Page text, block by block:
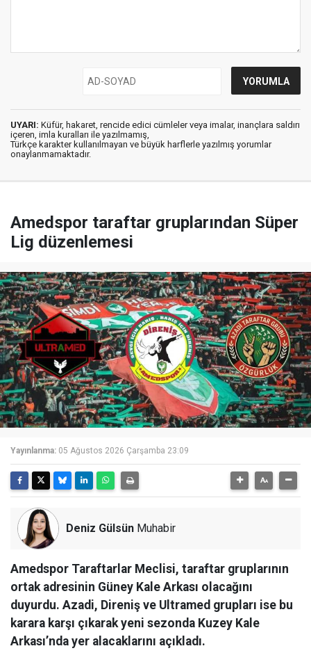
UYARI: Küfür, hakaret, rencide edici cümleler veya imalar, inançlara saldırı
içeren, imla kuralları ile yazılmamış,
Türkçe karakter kullanılmayan ve büyük harflerle yazılmış yorumlar
onaylanmamaktadır.
Amedspor taraftar gruplarından Süper
Lig düzenlemesi
Yayınlanma: 05 Ağustos 2026 Çarşamba 23:09
Deniz Gülsün Muhabir
Amedspor Taraftarlar Meclisi, taraftar gruplarının
ortak adresinin Güney Kale Arkası olacağını
duyurdu. Azadi, Direniş ve Ultramed grupları ise bu
karara karşı çıkarak yeni sezonda Kuzey Kale
Arkası’nda yer alacaklarını açıkladı.